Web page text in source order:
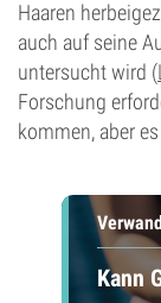
Haaren
auch auf seine
untersucht wird (
Forschung
kommen, aber
Kann